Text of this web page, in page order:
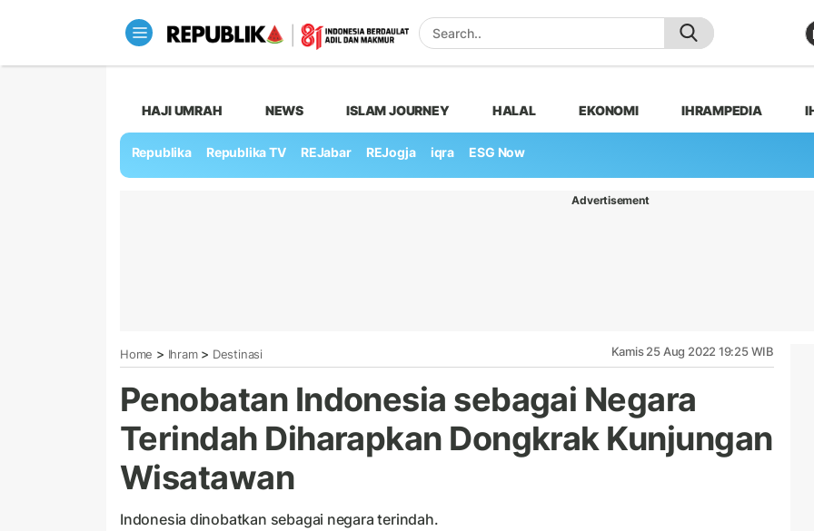
HAJI UMRAH NEWS ISLAM JOURNEY HALAL EKONOMI IHRAMPEDIA
Republika Republika TV REJabar REJogja iqra ESG Now
Advertisement
Home > Ihram> Destinasi Kamis 25 Aug 2022 19:25 WIB
Penobatan Indonesia sebagai Negara
Terindah Diharapkan Dongkrak Kunjungan
Wisatawan
Indonesia dinobatkan sebagai negara terindah.